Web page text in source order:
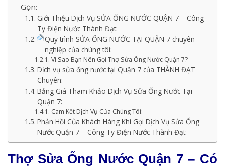
Gọn:
Giới Thiệu Dịch Vụ SỬA ỐNG NƯỚC QUẬN 7 – Công
Ty Điện Nước Thành Đạt:
Quy trình SỬA ỐNG NƯỚC TẠI QUẬN 7 chuyên
nghiệp của chúng tôi:
Vì Sao Bạn Nên Gọi Thợ Sửa Ống Nước Quận 7?
Dịch vụ sửa ống nước tại Quận 7 của THÀNH ĐẠT
Chuyên:
Bảng Giá Tham Khảo Dịch Vụ Sửa Ống Nước Tại
Quận 7:
Cam Kết Dịch Vụ Của Chúng Tôi:
Phản Hồi Của Khách Hàng Khi Gọi Dịch Vụ Sửa Ống
Nước Quận 7 – Công Ty Điện Nước Thành Đạt:
Thợ Sửa Ống Nước Quận 7 – Có